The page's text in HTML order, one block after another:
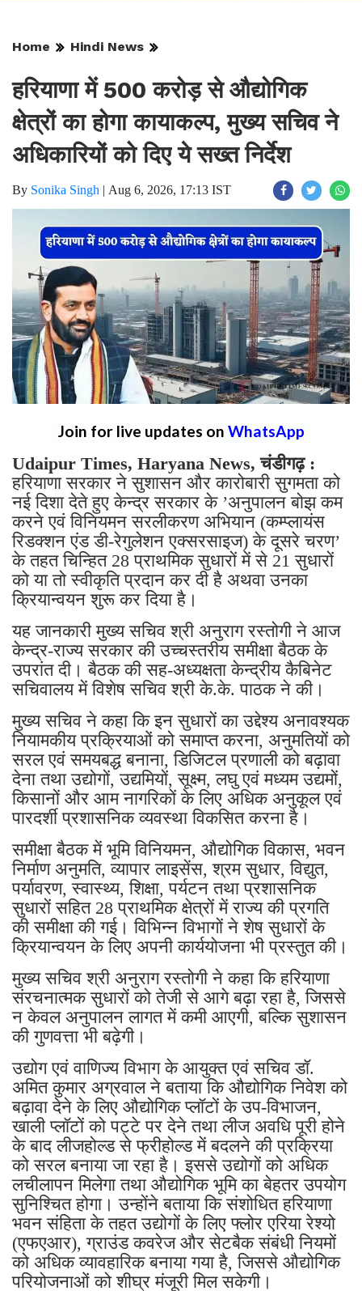
Home Hindi News
हरियाणा में 500 करोड़ से औद्योगिक
क्षेत्रों का होगा कायाकल्प, मुख्य सचिव ने
अधिकारियों को दिए ये सख्त निर्देश
By Sonika Singh | Aug 6, 2026, 17:13 IST
Join for live updates on WhatsApp
Udaipur Times, Haryana News, चंडीगढ़ :
हरियाणा सरकार ने सुशासन और कारोबारी सुगमता को
नई दिशा देते हुए केन्द्र सरकार के ’अनुपालन बोझ कम
करने एवं विनियमन सरलीकरण अभियान (कम्प्लायंस
रिडक्शन एंड डी-रेगुलेशन एक्सरसाइज) के दूसरे चरण’
के तहत चिन्हित 28 प्राथमिक सुधारों में से 21 सुधारों
को या तो स्वीकृति प्रदान कर दी है अथवा उनका
क्रियान्वयन शुरू कर दिया है।
यह जानकारी मुख्य सचिव श्री अनुराग रस्तोगी ने आज
केन्द्र-राज्य सरकार की उच्चस्तरीय समीक्षा बैठक के
उपरांत दी। बैठक की सह-अध्यक्षता केन्द्रीय कैबिनेट
सचिवालय में विशेष सचिव श्री के.के. पाठक ने की।
मुख्य सचिव ने कहा कि इन सुधारों का उद्देश्य अनावश्यक
नियामकीय प्रक्रियाओं को समाप्त करना, अनुमतियों को
सरल एवं समयबद्ध बनाना, डिजिटल प्रणाली को बढ़ावा
देना तथा उद्योगों, उद्यमियों, सूक्ष्म, लघु एवं मध्यम उद्यमों,
किसानों और आम नागरिकों के लिए अधिक अनुकूल एवं
पारदर्शी प्रशासनिक व्यवस्था विकसित करना है।
समीक्षा बैठक में भूमि विनियमन, औद्योगिक विकास, भवन
निर्माण अनुमति, व्यापार लाइसेंस, श्रम सुधार, विद्युत,
पर्यावरण, स्वास्थ्य, शिक्षा, पर्यटन तथा प्रशासनिक
सुधारों सहित 28 प्राथमिक क्षेत्रों में राज्य की प्रगति
की समीक्षा की गई। विभिन्न विभागों ने शेष सुधारों के
क्रियान्वयन के लिए अपनी कार्ययोजना भी प्रस्तुत की।
मुख्य सचिव श्री अनुराग रस्तोगी ने कहा कि हरियाणा
संरचनात्मक सुधारों को तेजी से आगे बढ़ा रहा है, जिससे
न केवल अनुपालन लागत में कमी आएगी, बल्कि सुशासन
की गुणवत्ता भी बढ़ेगी।
उद्योग एवं वाणिज्य विभाग के आयुक्त एवं सचिव डॉ.
अमित कुमार अग्रवाल ने बताया कि औद्योगिक निवेश को
बढ़ावा देने के लिए औद्योगिक प्लॉटों के उप-विभाजन,
खाली प्लॉटों को पट्टे पर देने तथा लीज अवधि पूरी होने
के बाद लीजहोल्ड से फ्रीहोल्ड में बदलने की प्रक्रिया
को सरल बनाया जा रहा है। इससे उद्योगों को अधिक
लचीलापन मिलेगा तथा औद्योगिक भूमि का बेहतर उपयोग
सुनिश्चित होगा। उन्होंने बताया कि संशोधित हरियाणा
भवन संहिता के तहत उद्योगों के लिए फ्लोर एरिया रेश्यो
(एफएआर), ग्राउंड कवरेज और सेटबैक संबंधी नियमों
को अधिक व्यावहारिक बनाया गया है, जिससे औद्योगिक
परियोजनाओं को शीघ्र मंजूरी मिल सकेगी।